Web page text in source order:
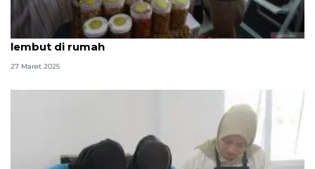
Cara membuat kue Lebaran putri salju enak dan
lembut di rumah
27 Maret 2025